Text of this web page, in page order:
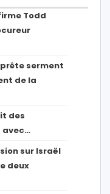
Todd
serment
de la
des
avec…
sur Israël
deux